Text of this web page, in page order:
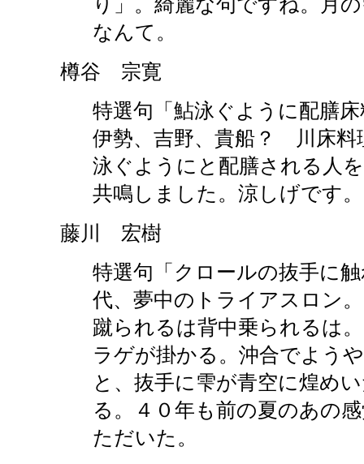
なんて。
樽谷 宗寛
特選句「鮎泳ぐように配膳
伊勢、吉野、貴船？ 川床料
泳ぐようにと配膳される人
共鳴しました。涼しげです。
藤川 宏樹
特選句「クロールの抜手に
代、夢中のトライアスロン
蹴られるは背中乗られるは
ラゲが掛かる。沖合でよう
と、抜手に雫が青空に煌め
る。４０年も前の夏のあの
ただいた。